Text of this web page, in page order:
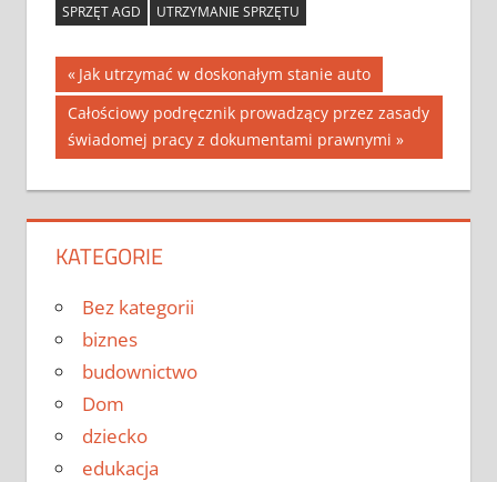
SPRZĘT AGD
UTRZYMANIE SPRZĘTU
Nawigacja
wpisu
Previous
Post:
Jak utrzymać w doskonałym stanie auto
Next
Post:
Całościowy podręcznik prowadzący przez zasady
świadomej pracy z dokumentami prawnymi
KATEGORIE
Bez kategorii
biznes
budownictwo
Dom
dziecko
edukacja